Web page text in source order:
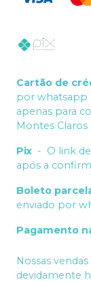
Cartão de
por whatsapp
apenas para
Montes Claros
Pix - O link
após a
Boleto
enviado por
Pagamento
Nossas
devidamente